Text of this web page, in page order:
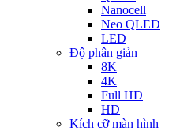
Nanocell
Neo QLED
LED
Độ phân giản
8K
4K
Full HD
HD
Kích cỡ màn hình